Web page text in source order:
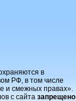
в
РФ, в том числе
и смежных правах».
с сайта запрещено